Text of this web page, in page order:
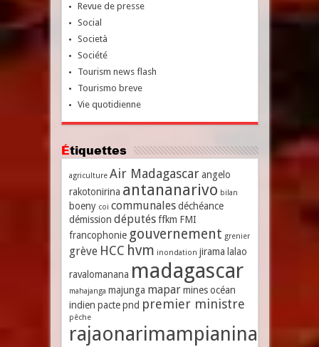
Revue de presse
Social
Società
Société
Tourism news flash
Tourismo breve
Vie quotidienne
Étiquettes
agriculture Air Madagascar angelo
rakotonirina antananarivo bilan
boeny coi communales déchéance
démission députés ffkm FMI
francophonie gouvernement grenier
grève HCC hvm inondation jirama lalao
ravalomanana madagascar
mahajanga majunga mapar mines océan
indien pacte pnd premier ministre
pêche
rajaonarimampianina